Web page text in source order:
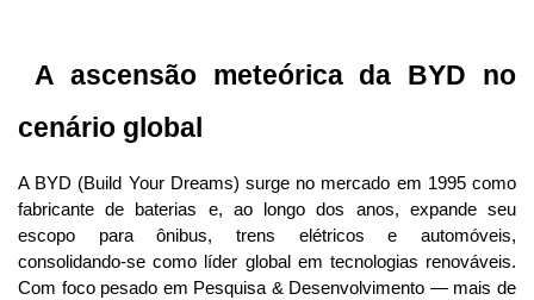
A ascensão meteórica da BYD no
cenário global
A BYD (Build Your Dreams) surge no mercado em 1995 como
fabricante de baterias e, ao longo dos anos, expande seu
escopo para ônibus, trens elétricos e automóveis,
consolidando-se como líder global em tecnologias renováveis.
Com foco pesado em Pesquisa & Desenvolvimento — mais de